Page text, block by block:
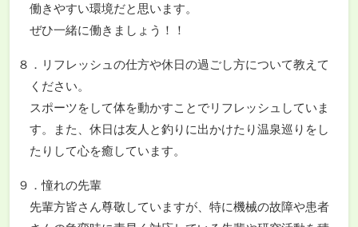
働きやすい環境だと思います。
ぜひ一緒に働きましょう！！
８．リフレッシュの仕方や休日の過ごし方について教えて
ください。
スポーツをして体を動かすことでリフレッシュしていま
す。また、休日は友人と釣りに出かけたり温泉巡りをし
たりして心を癒しています。
９．憧れの先輩
先輩方皆さん尊敬していますが、特に機械の故障や患者